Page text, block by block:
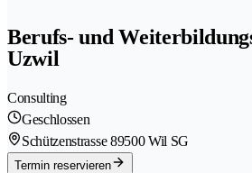
Berufs- und
Uzwil
Consulting
Geschlossen
Schützenstrasse 89500 Wil SG
Termin reservieren